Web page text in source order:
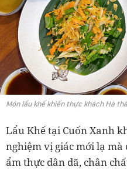
Món lẩu khế khiến thực khách Hà
Lẩu Khế tại Cuốn Xanh
nghiệm vị giác mới lạ
ẩm thực dân dã, chân